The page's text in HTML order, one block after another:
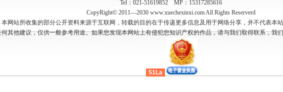
Tel：021-51619852 MP：15317285616
CopyRight© 2011—2030 www.xuechexinxi.com All Rights Reserverd
网站所收集的部分公开资料来源于互联网，转载的目的在于传递更多信息及用于网络分享，并不代表本
其他建议，仅供一般参考用途。如果您发现本网站上有侵犯您知识产权的作品，请与我们取得联系，我
51La